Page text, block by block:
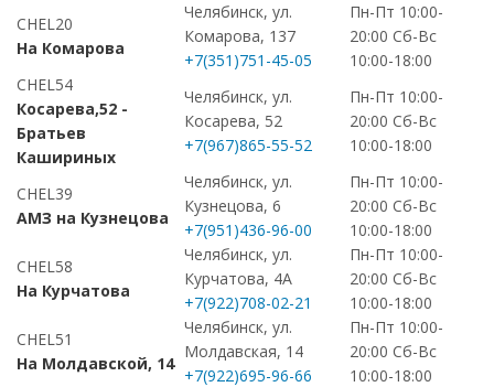
CHEL20
На Комарова
Челябинск, ул.
Комарова, 137
+7(351)751-45-05
Пн-Пт 10:00-
20:00 Сб-Вс
10:00-18:00
CHEL54
Косарева,52 -
Братьев
Кашириных
Челябинск, ул.
Косарева, 52
+7(967)865-55-52
Пн-Пт 10:00-
20:00 Сб-Вс
10:00-18:00
CHEL39
АМЗ на Кузнецова
Челябинск, ул.
Кузнецова, 6
+7(951)436-96-00
Пн-Пт 10:00-
20:00 Сб-Вс
10:00-18:00
CHEL58
На Курчатова
Челябинск, ул.
Курчатова, 4А
+7(922)708-02-21
Пн-Пт 10:00-
20:00 Сб-Вс
10:00-18:00
CHEL51
На Молдавской, 14
Челябинск, ул.
Молдавская, 14
+7(922)695-96-66
Пн-Пт 10:00-
20:00 Сб-Вс
10:00-18:00